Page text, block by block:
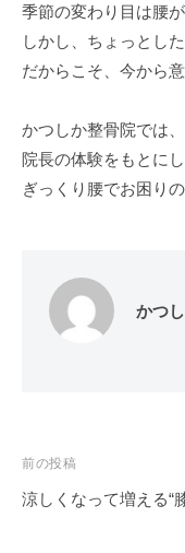
季節の変わり目は腰
しかし、ちょっとし
だからこそ、今から
かつしか整骨院では
院長の体験をもとに
ぎっくり腰でお困り
かつ
投
稿
前の投稿
涼しくなって増える“